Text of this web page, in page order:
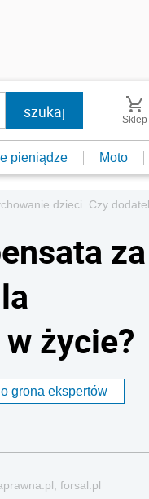
Sklep
pieniądze Moto
dzieci. Czy
za
życie?
grona ekspertów
forsal.pl